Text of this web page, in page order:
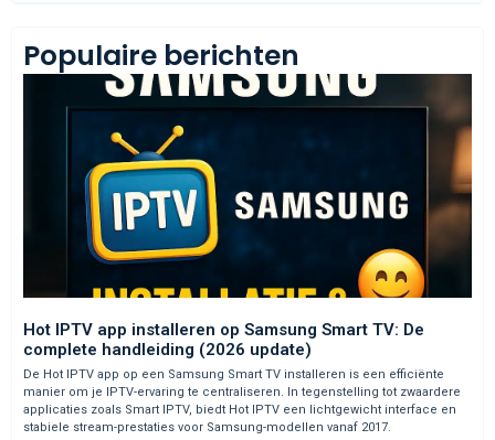
Populaire berichten
Hot IPTV app installeren op Samsung Smart TV: De
complete handleiding (2026 update)
De Hot IPTV app op een Samsung Smart TV installeren is een efficiënte
manier om je IPTV-ervaring te centraliseren. In tegenstelling tot zwaardere
applicaties zoals Smart IPTV, biedt Hot IPTV een lichtgewicht interface en
stabiele stream-prestaties voor Samsung-modellen vanaf 2017.